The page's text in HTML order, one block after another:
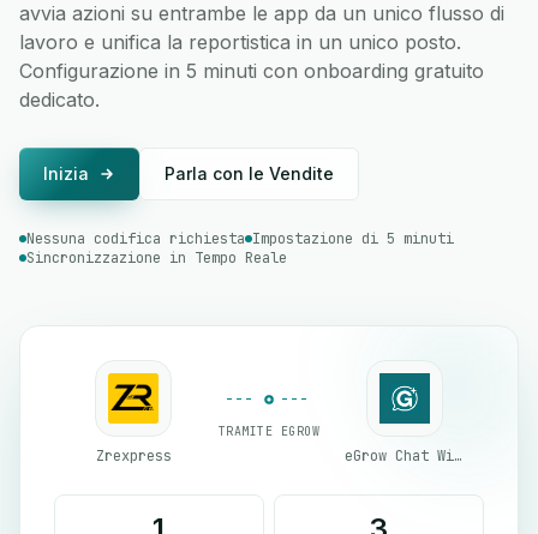
avvia azioni su entrambe le app da un unico flusso di
lavoro e unifica la reportistica in un unico posto.
Configurazione in 5 minuti con onboarding gratuito
dedicato.
Inizia Parla con le Vendite
Nessuna codifica richiesta Impostazione di 5 minuti
Sincronizzazione in Tempo Reale
Zrexpress
TRAMITE EGROW
eGrow Chat Widget